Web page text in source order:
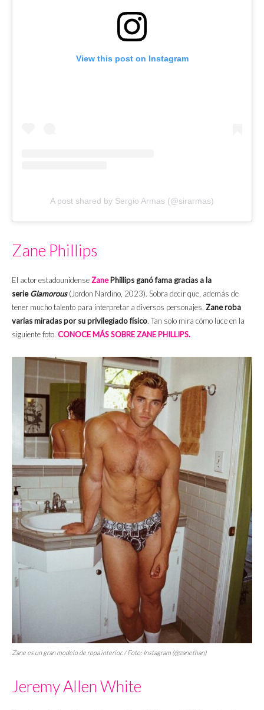
View this post on Instagram
A post shared by Sergio Armas (@sirarmas)
Zane Phillips
El actor estadounidense ZanePhillips ganó fama gracias a la
serieGlamorous(Jordon Nardino, 2023). Sobra decir que, además de
tener mucho talento para interpretar a diversos personajes, Zane roba
varias miradas por su privilegiado físico. Tan solo mira cómo luce en la
siguiente foto. CONOCE MÁS SOBRE ZANE PHILLIPS.
Zane es un gran modelo de ropa interior. / Foto: Instagram (@zanethan)
Jeremy Allen White